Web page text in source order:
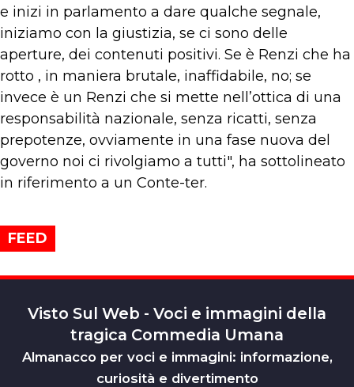
e inizi in parlamento a dare qualche segnale,
iniziamo con la giustizia, se ci sono delle
aperture, dei contenuti positivi. Se è Renzi che ha
rotto , in maniera brutale, inaffidabile, no; se
invece è un Renzi che si mette nell’ottica di una
responsabilità nazionale, senza ricatti, senza
prepotenze, ovviamente in una fase nuova del
governo noi ci rivolgiamo a tutti", ha sottolineato
in riferimento a un Conte-ter.
FEED
Visto Sul Web - Voci e immagini della
tragica Commedia Umana
Almanacco per voci e immagini: informazione,
curiosità e divertimento